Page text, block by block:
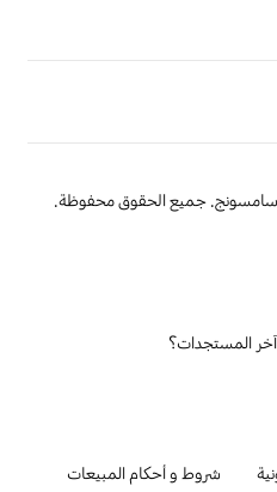
شروط و أحكام المبيعات
آخر المستجدات؟